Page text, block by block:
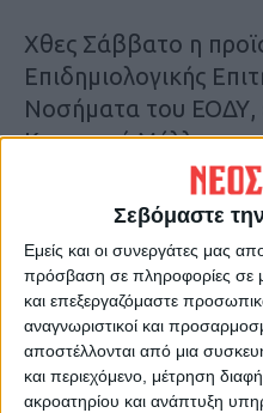
Σεβόμαστε
Εμείς και οι συνεργάτες μας
πρόσβαση σε πληροφορίες σε
και επεξεργαζόμαστε
αναγνωριστικοί και
αποστέλλονται από μια συσκευή
και περιεχόμενο, μέτρηση
ακροατηρίου και ανάπτυξη
Χθες Σάββατο η
Επιδημιολογικής
Νοσήματα του ΕΟΔΥ,
Κασσιανή Μέλλου
δηλώσεις
του συγκεκριμένου
Ευαγγελισμό και
Αθήνας, δήλωσε ότι
ενεργή συρροή από
δηλωθεί.
Η κ. Μέλλου